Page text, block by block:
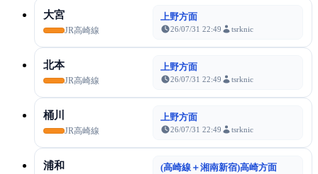
大宮
JR高崎線
上野方面
26/07/31 22:49 tsrknic
北本
JR高崎線
上野方面
26/07/31 22:49 tsrknic
桶川
JR高崎線
上野方面
26/07/31 22:49 tsrknic
浦和 (高崎線＋湘南新宿)高崎方面